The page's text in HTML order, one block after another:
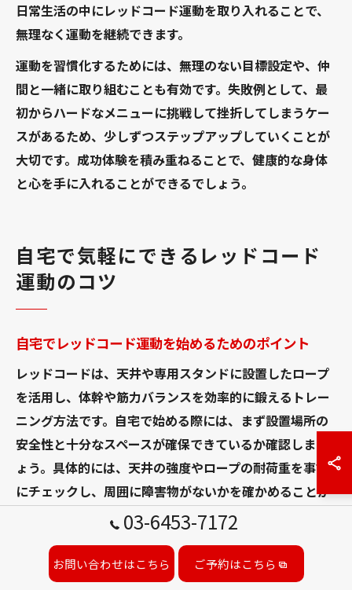
日常生活の中にレッドコード運動を取り入れることで、
無理なく運動を継続できます。
運動を習慣化するためには、無理のない目標設定や、仲
間と一緒に取り組むことも有効です。失敗例として、最
初からハードなメニューに挑戦して挫折してしまうケー
スがあるため、少しずつステップアップしていくことが
大切です。成功体験を積み重ねることで、健康的な身体
と心を手に入れることができるでしょう。
自宅で気軽にできるレッドコード
運動のコツ
自宅でレッドコード運動を始めるためのポイント
レッドコードは、天井や専用スタンドに設置したロープ
を活用し、体幹や筋力バランスを効率的に鍛えるトレー
ニング方法です。自宅で始める際には、まず設置場所の
安全性と十分なスペースが確保できているか確認しまし
ょう。具体的には、天井の強度やロープの耐荷重を事前
にチェックし、周囲に障害物がないかを確かめることが
また、レッドコードの基本的な使い方や姿勢を理解する
ために、最初はオンライン動画や専門書、もしくは赤坂
03-6453-7172
お問い合わせはこちら ご予約はこちら